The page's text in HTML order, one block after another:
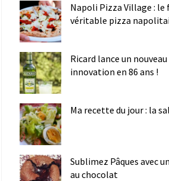
Napoli Pizza Village : le
véritable pizza
Ricard lance un
innovation en 86 ans !
Ma recette du jour : la
Sublimez Pâques avec
au chocolat